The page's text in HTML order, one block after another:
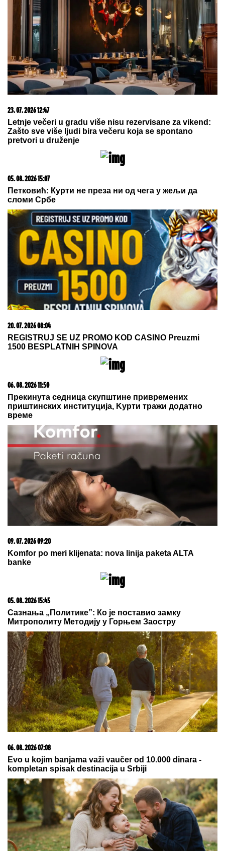
ZATVORENA DVA AUTO-PUTA:
Snažno nevreme se sručilo u ovaj
deo Evrope, vetar obarao drveće
(VIDEO)
Poznati fizioterapeut upozorava na ogromnu
GREŠKU S KOFEROM - svi je pravimo, a uništava
telo: "Nikada ga ne nosite tako, to je KATASTROFA
ZA KIČMU!"
Novopazarac osumnjičen da je
motkom pretukao dvojicu
muškaraca! Državljanin BiH uhapšen
zbog kokaina
SLOBA RADANOVIĆ SE OGLASIO
POSLE NAPADA:
Otkrio detalje:
"Niko nije bio ugrožen"
23. 07. 2026 12:47
Letnje večeri u gradu više nisu rezervisane za vikend:
Zašto sve više ljudi bira večeru koja se spontano
pretvori u druženje
05. 08. 2026 15:07
сломи Србе
20. 07. 2026 08:04
REGISTRUJ SE UZ PROMO KOD CASINO Preuzmi
1500 BESPLATNIH SPINOVA
06. 08. 2026 11:50
приштинских институција, Kурти тражи додатно